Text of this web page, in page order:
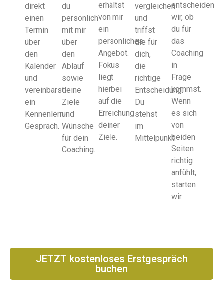
direkt
einen
Termin
über
den
Kalender
und
vereinbarst
ein
Kennenlern-
Gespräch.
du
persönlich
mit mir
über
den
Ablauf
sowie
deine
Ziele
und
Wünsche
für dein
Coaching.
erhältst
von mir
ein
persönliches
Angebot.
Fokus
liegt
hierbei
auf die
Erreichung
deiner
Ziele.
vergleichen
und
triffst
die für
dich,
die
richtige
Entscheidung.
Du
stehst
im
Mittelpunkt.
entscheiden
wir, ob
du für
das
Coaching
in
Frage
kommst.
Wenn
es sich
von
beiden
Seiten
richtig
anfühlt,
starten
wir.
JETZT kostenloses Erstgespräch
buchen